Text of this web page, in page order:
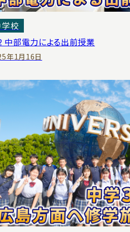
校
中部電力による出前授業
年1月16日